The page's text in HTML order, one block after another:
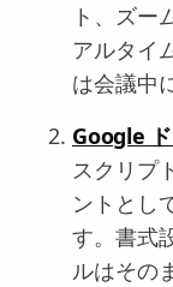
ト、ズー
アルタイ
は会議中
Google
スクリプ
ントとし
す。書式
ルはその